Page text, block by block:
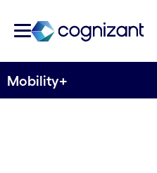
Mobility+